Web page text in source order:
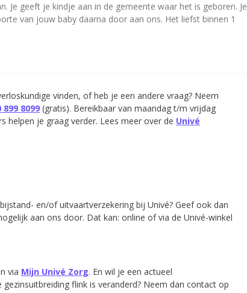
Je geeft je kindje aan in de gemeente waar het is geboren. Je
van jouw baby daarna door aan ons. Het liefst binnen 1
vinden, of heb je een andere vraag? Neem
899 8099 (gratis). Bereikbaar van maandag t/m vrijdag
helpen je graag verder. Lees meer over de Univé
en/of uitvaartverzekering bij Univé? Geef ook dan
aan ons door. Dat kan: online of via de Univé-winkel
via Mijn Univé Zorg. En wil je een actueel
flink is veranderd? Neem dan contact op